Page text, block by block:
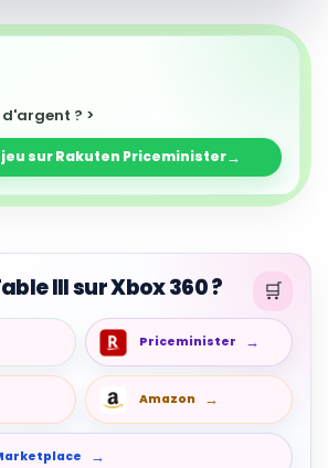
? >
jeu sur Rakuten Priceminister
III sur Xbox 360 ?
Priceminister
Amazon